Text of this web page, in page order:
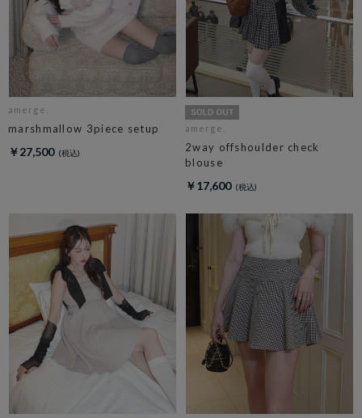
amerge.
marshmallow 3piece setup
￥27,500
amerge.
2way offshoulder check
blouse
￥17,600